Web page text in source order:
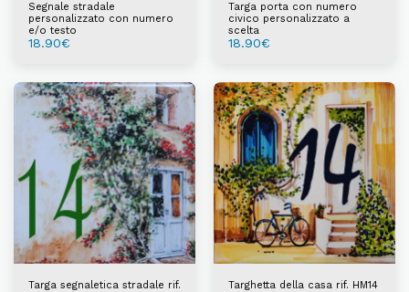
Segnale stradale
personalizzato con numero
e/o testo
18.90€
Targa porta con numero
civico personalizzato a
scelta
18.90€
Targa segnaletica stradale rif.
Targhetta della casa rif. HM14